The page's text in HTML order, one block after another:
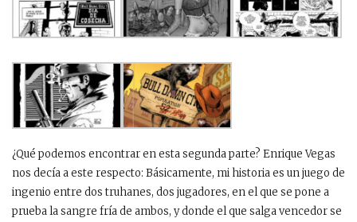
¿Qué podemos encontrar en esta segunda parte? Enrique Vegas
nos decía a este respecto: Básicamente, mi historia es un juego de
ingenio entre dos truhanes, dos jugadores, en el que se pone a
prueba la sangre fría de ambos, y donde el que salga vencedor se